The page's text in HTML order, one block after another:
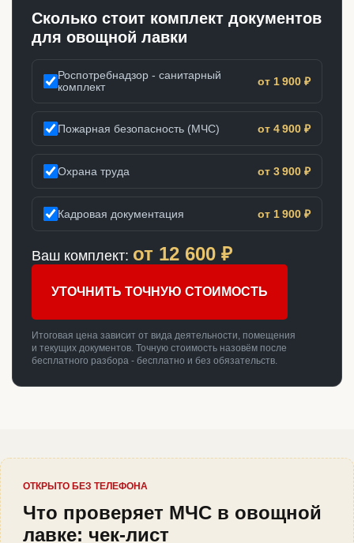
Сколько стоит комплект документов
для овощной лавки
Роспотребнадзор - санитарный
комплект
от 1 900 ₽
Пожарная безопасность (МЧС) от 4 900 ₽
Охрана труда от 3 900 ₽
Кадровая документация от 1 900 ₽
Ваш комплект: от 12 600 ₽
УТОЧНИТЬ ТОЧНУЮ СТОИМОСТЬ
Итоговая цена зависит от вида деятельности, помещения
и текущих документов. Точную стоимость назовём после
бесплатного разбора - бесплатно и без обязательств.
ОТКРЫТО БЕЗ ТЕЛЕФОНА
Что проверяет МЧС в овощной
лавке: чек-лист